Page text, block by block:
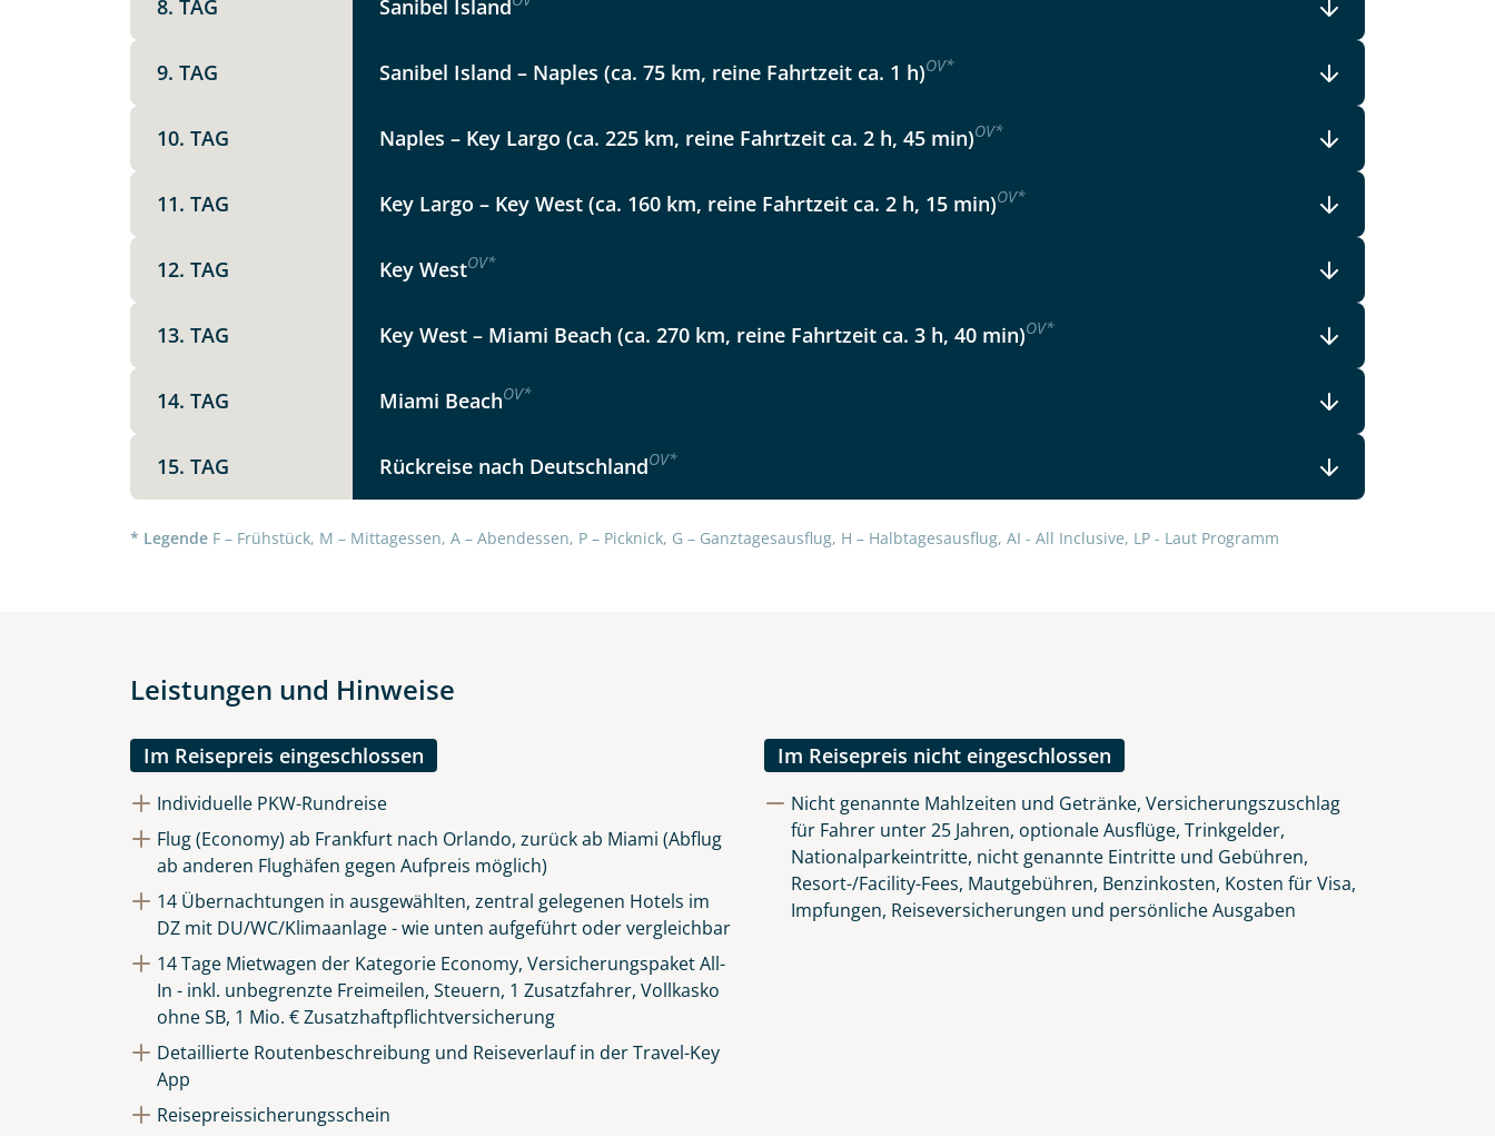
8. TAG Sanibel Island
9. TAG Sanibel Island – Naples (ca. 75 km, reine Fahrtzeit ca. 1 h)OV*
10. TAG Naples – Key Largo (ca. 225 km, reine Fahrtzeit ca. 2 h, 45 min)OV*
11. TAG Key Largo – Key West (ca. 160 km, reine Fahrtzeit ca. 2 h, 15 min)OV*
12. TAG Key WestOV*
13. TAG Key West – Miami Beach (ca. 270 km, reine Fahrtzeit ca. 3 h, 40 min)OV*
14. TAG Miami BeachOV*
15. TAG Rückreise nach DeutschlandOV*
* Legende F – Frühstück, M – Mittagessen, A – Abendessen, P – Picknick, G – Ganztagesausflug, H – Halbtagesausflug, AI - All Inclusive, LP - Laut Programm
Leistungen und Hinweise
Im Reisepreis eingeschlossen
Individuelle PKW-Rundreise
Flug (Economy) ab Frankfurt nach Orlando, zurück ab Miami (Abflug
ab anderen Flughäfen gegen Aufpreis möglich)
14 Übernachtungen in ausgewählten, zentral gelegenen Hotels im
DZ mit DU/WC/Klimaanlage - wie unten aufgeführt oder vergleichbar
14 Tage Mietwagen der Kategorie Economy, Versicherungspaket All-
In - inkl. unbegrenzte Freimeilen, Steuern, 1 Zusatzfahrer, Vollkasko
ohne SB, 1 Mio. € Zusatzhaftpflichtversicherung
Detaillierte Routenbeschreibung und Reiseverlauf in der Travel-Key
App
Reisepreissicherungsschein
Im Reisepreis nicht eingeschlossen
Nicht genannte Mahlzeiten und Getränke, Versicherungszuschlag
für Fahrer unter 25 Jahren, optionale Ausflüge, Trinkgelder,
Nationalparkeintritte, nicht genannte Eintritte und Gebühren,
Resort-/Facility-Fees, Mautgebühren, Benzinkosten, Kosten für Visa,
Impfungen, Reiseversicherungen und persönliche Ausgaben
Datenschutz & Transparenz ist uns sehr wichtig!
Die Anfrage wird via SSL verschlüsselt an unseren Server geschickt. Mit Absenden des Formulars, erklären Sie, dass Sie die